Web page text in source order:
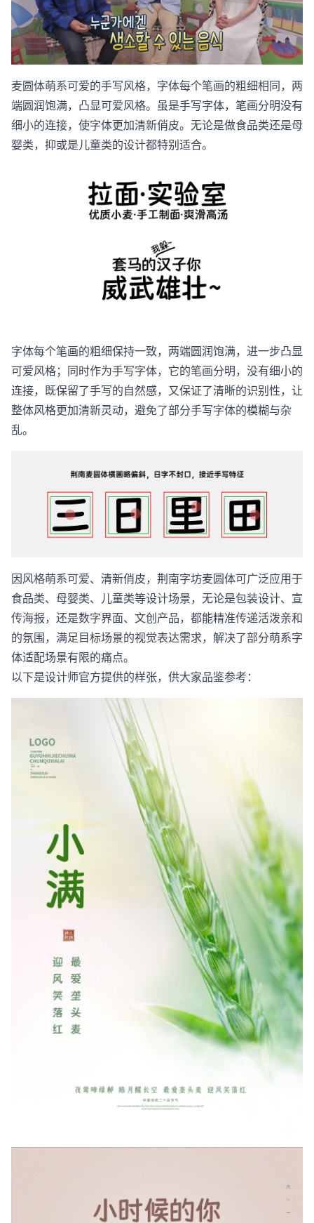
麦圆体萌系可爱的手写风格，字体每个笔画的粗细相同，两
端圆润饱满，凸显可爱风格。虽是手写字体，笔画分明没有
细小的连接，使字体更加清新俏皮。无论是做食品类还是母
婴类，抑或是儿童类的设计都特别适合。
字体每个笔画的粗细保持一致，两端圆润饱满，进一步凸显
可爱风格；同时作为手写字体，它的笔画分明，没有细小的
连接，既保留了手写的自然感，又保证了清晰的识别性，让
整体风格更加清新灵动，避免了部分手写字体的模糊与杂
乱。
因风格萌系可爱、清新俏皮，荆南字坊麦圆体可广泛应用于
食品类、母婴类、儿童类等设计场景，无论是包装设计、宣
传海报，还是数字界面、文创产品，都能精准传递活泼亲和
的氛围，满足目标场景的视觉表达需求，解决了部分萌系字
体适配场景有限的痛点。
以下是设计师官方提供的样张，供大家品鉴参考：